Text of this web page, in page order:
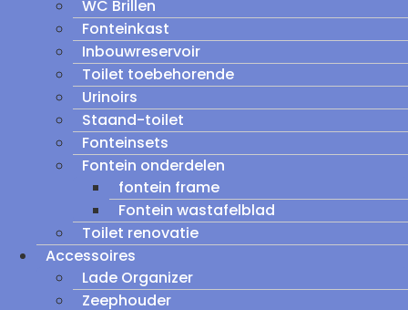
WC Brillen
Fonteinkast
Inbouwreservoir
Toilet toebehorende
Urinoirs
Staand-toilet
Fonteinsets
Fontein onderdelen
fontein frame
Fontein wastafelblad
Toilet renovatie
Accessoires
Lade Organizer
Zeephouder